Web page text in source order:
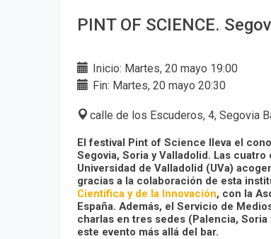
PINT OF SCIENCE.
Inicio: Martes, 20 mayo 19:00
Fin: Martes, 20 mayo 20:30
calle de los Escuderos, 4, Segovia
El festival Pint of Science lleva el
Segovia, Soria y Valladolid. Las
Universidad de Valladolid (UVa)
gracias a la colaboración de esta
Científica y de la Innovación, con la
España. Además, el Servicio de
charlas en tres sedes (Palencia,
este evento más allá del bar.